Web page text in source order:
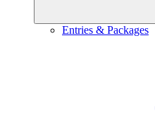
Entries & Packages